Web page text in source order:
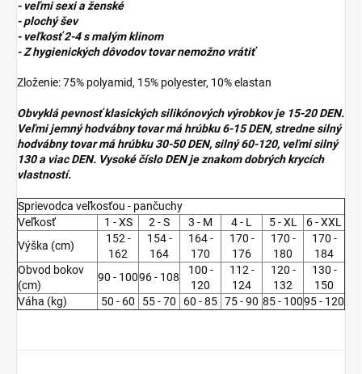
- veľmi sexi a ženské
- plochý šev
- veľkosť 2-4 s malým klinom
-Z hygienických dôvodov tovar nemožno vrátiť
Zloženie: 75% polyamid, 15% polyester, 10% elastan
Obvyklá pevnosť klasických silikónových výrobkov je 15-20 DEN.
Veľmi jemný hodvábny tovar má hrúbku 6-15 DEN, stredne silný
hodvábny tovar má hrúbku 30-50 DEN, silný 60-120, veľmi silný
130 a viac DEN. Vysoké číslo DEN je znakom dobrých krycích
vlastností.
Sprievodca veľkosťou - pančuchy
Veľkosť
1 - XS 2 - S 3 - M 4 - L 5 - XL
6 - XXL
Výška (cm)
152 -
162
154 -
164
164 -
170
170 -
176
170 -
180
170 -
184
Obvod bokov
(cm)
90 - 10096 - 108
100 -
120
112 -
124
120 -
132
130 -
150
Váha (kg)
50 - 60 55 - 70 60 - 85 75 - 90 85 - 10095 - 120